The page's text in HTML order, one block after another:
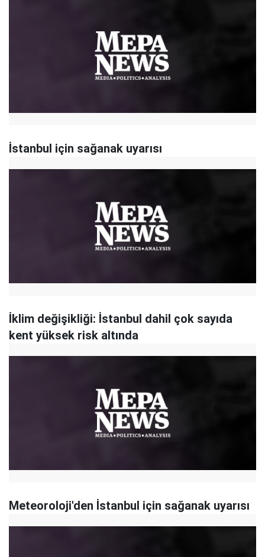
İstanbul için sağanak uyarısı
İklim değişikliği: İstanbul dahil çok sayıda
kent yüksek risk altında
Meteoroloji'den İstanbul için sağanak uyarısı